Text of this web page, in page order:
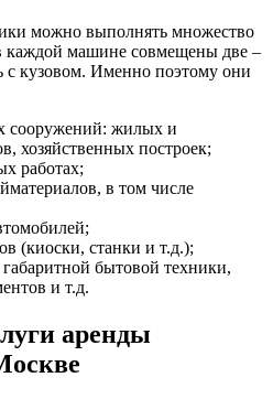
можно выполнять множество
каждой машине совмещены две –
с кузовом. Именно поэтому они
сооружений: жилых и
хозяйственных построек;
работах;
в том числе
(киоски, станки и т.д.);
бытовой техники,
и т.д.
аренды